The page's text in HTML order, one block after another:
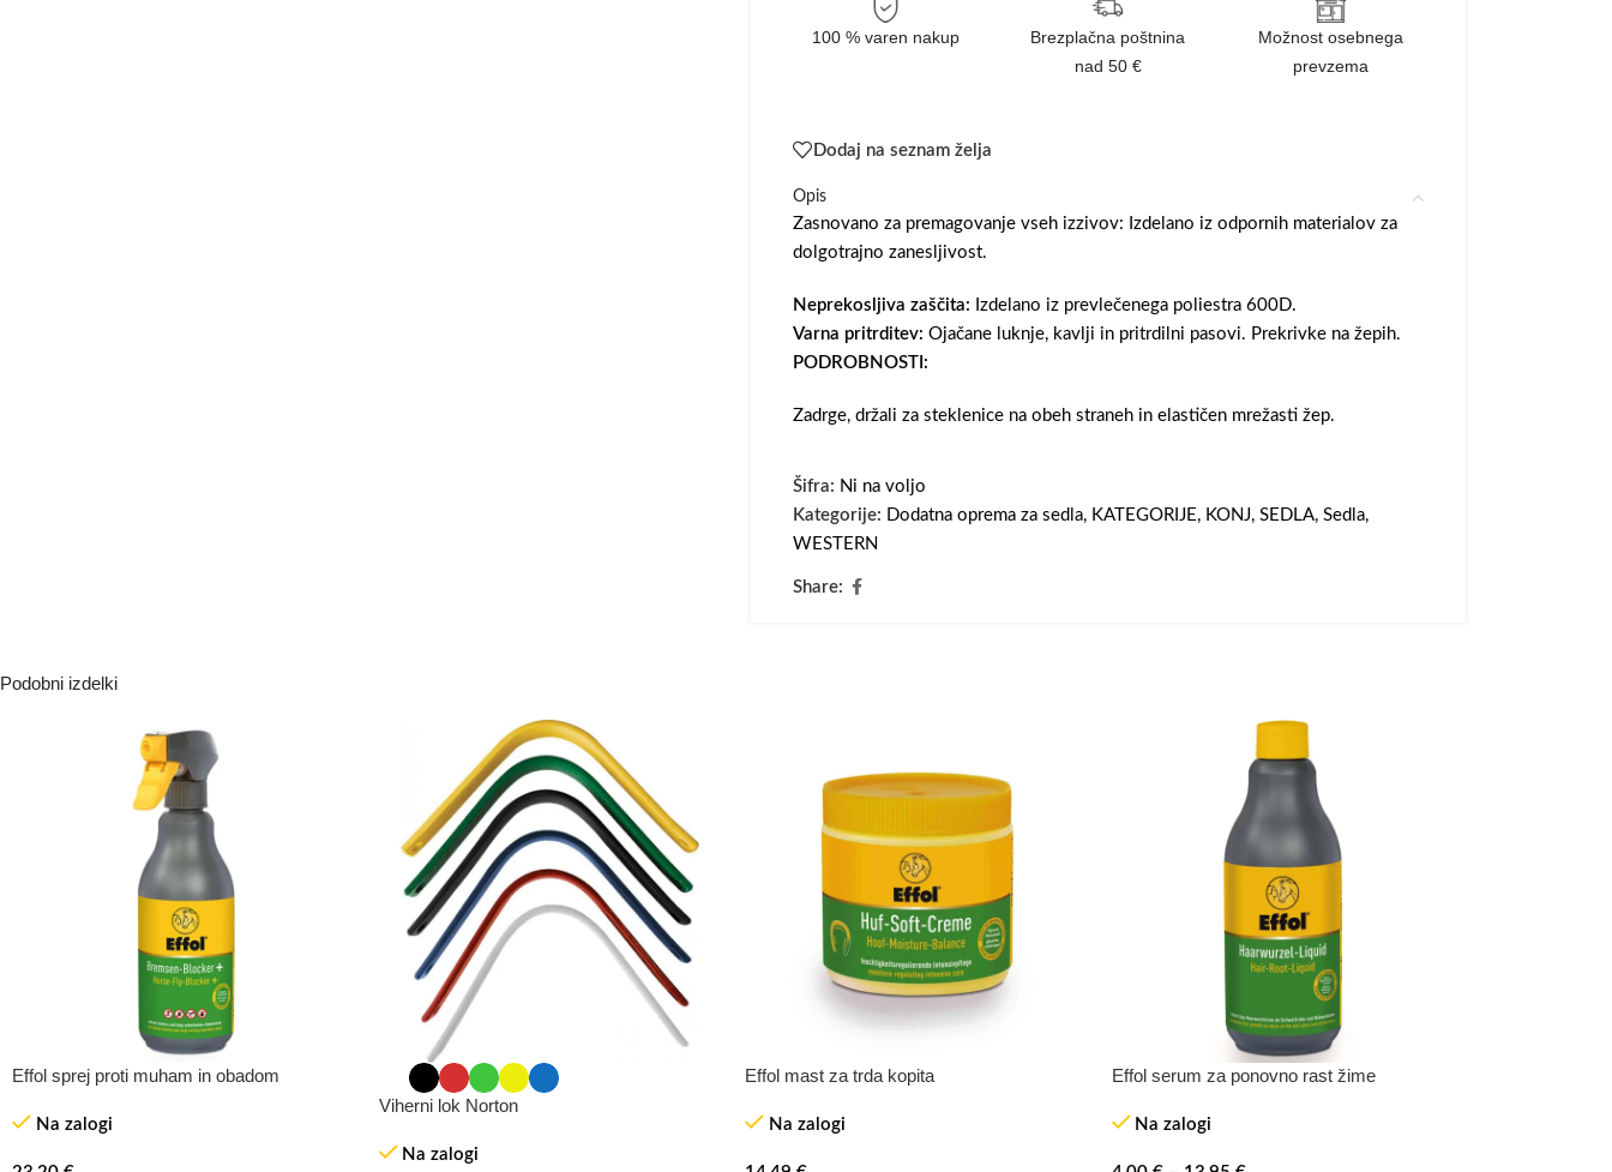
100 % varen nakup
Brezplačna poštnina
nad 50 €
Možnost osebnega
prevzema
Dodaj na seznam želja
Opis
Zasnovano za premagovanje vseh izzivov: Izdelano iz odpornih materialov za
dolgotrajno zanesljivost.
Neprekosljiva zaščita: Izdelano iz prevlečenega poliestra 600D.
Varna pritrditev: Ojačane luknje, kavlji in pritrdilni pasovi. Prekrivke na žepih.
PODROBNOSTI:
Zadrge, držali za steklenice na obeh straneh in elastičen mrežasti žep.
Šifra: Ni na voljo
Kategorije: Dodatna oprema za sedla, KATEGORIJE, KONJ, SEDLA, Sedla,
WESTERN
Share:
Podobni izdelki
Effol sprej proti muham in obadom
Na zalogi
Viherni lok Norton
Na zalogi
Effol mast za trda kopita
Na zalogi
Effol serum za ponovno rast žime
Na zalogi